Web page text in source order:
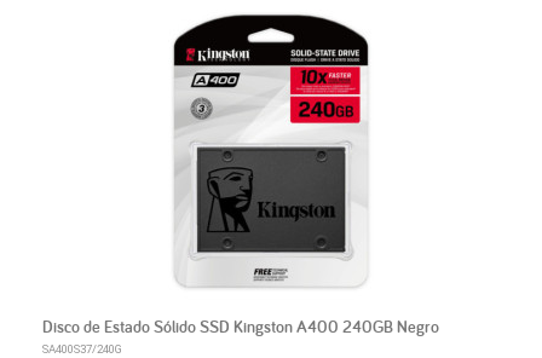
Disco de Estado Sólido SSD Kingston A400 240GB Negro
SA400S37/240G